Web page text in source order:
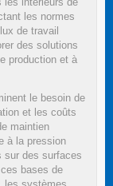
les normes
de travail
des solutions
production et à
le besoin de
et les coûts
maintien
à la pression
sur des surfaces
bases de